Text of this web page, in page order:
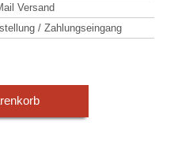
Versand
/ Zahlungseingang